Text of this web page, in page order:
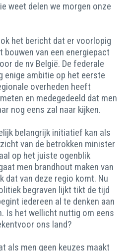
weet delen we morgen onze
het bericht dat er voorlopig
van een energiepact
de nv België. De federale
enige ambitie op het eerste
overheden heeft
en medegedeeld dat men
nog eens zal naar kijken.
belangrijk initiatief kan als
van de betrokken minister
op het juiste ogenblik
men brandhout maken van
dat van deze regio komt. Nu
begraven lijkt tikt de tijd
iedereen al te denken aan
Is het wellicht nuttig om eens
ons land?
als men geen keuzes maakt